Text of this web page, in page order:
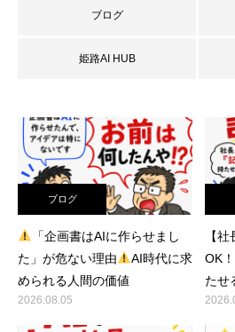
ブログ
姫路AI HUB
ブログ
「企画書はAIに作らせまし
た」が危ない理由
AI時代に求
められる人間の価値
2026.08.05
【
OK
たせ